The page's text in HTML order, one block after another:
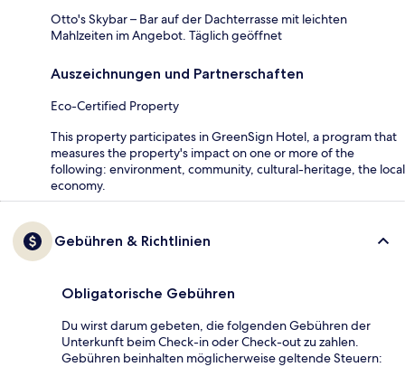
Otto's Skybar – Bar auf der Dachterrasse mit leichten
Mahlzeiten im Angebot. Täglich geöffnet
Auszeichnungen und Partnerschaften
Eco-Certified Property
This property participates in GreenSign Hotel, a program that
measures the property's impact on one or more of the
following: environment, community, cultural-heritage, the local
economy.
Gebühren & Richtlinien
Obligatorische Gebühren
Du wirst darum gebeten, die folgenden Gebühren der
Unterkunft beim Check-in oder Check-out zu zahlen.
Gebühren beinhalten möglicherweise geltende Steuern: